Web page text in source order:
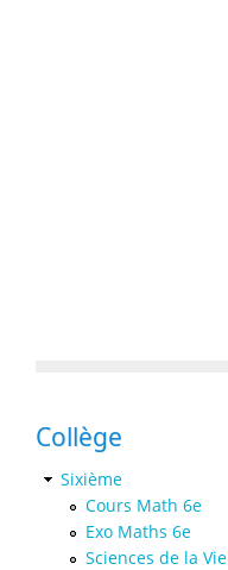
Collège
Sixième
Cours Math 6e
Exo Maths 6e
Sciences de la